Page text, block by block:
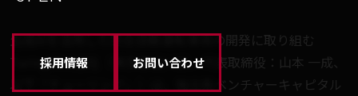
採用情報 お問い合わせ
生成AIを活用した完全自動運転車両の開発に取り組む
Turing株式会社（東京都品川区、代表取締役：山本 一成、
以下「チューリング」）は、独立系ベンチャーキャピタル